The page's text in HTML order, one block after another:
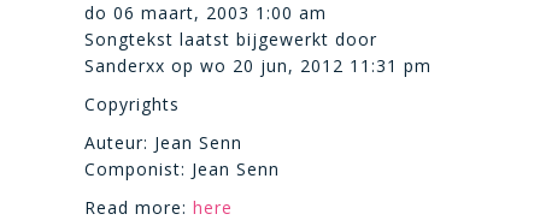
do 06 maart, 2003 1:00 am
Songtekst laatst bijgewerkt door
Sanderxx op wo 20 jun, 2012 11:31 pm
Copyrights
Auteur: Jean Senn
Componist: Jean Senn
Read more: here